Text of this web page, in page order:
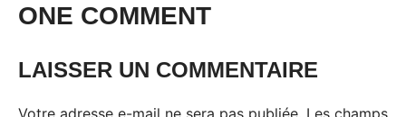
ONE COMMENT
LAISSER UN COMMENTAIRE
Votre adresse e-mail ne sera pas publiée. Les champs